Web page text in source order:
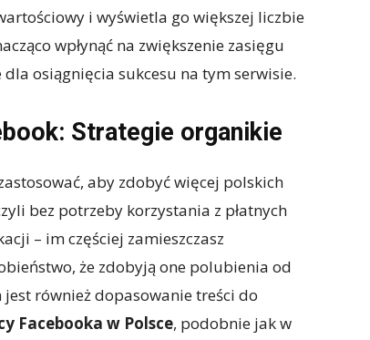
i wyświetla go większej liczbie
wpłynąć na zwiększenie zasięgu
osiągnięcia sukcesu na tym serwisie.
Strategie organikie
aby zdobyć więcej polskich
bez potrzeby korzystania z płatnych
– im częściej zamieszczasz
że zdobyją one polubienia od
również dopasowanie treści do
Facebooka w Polsce, podobnie jak w